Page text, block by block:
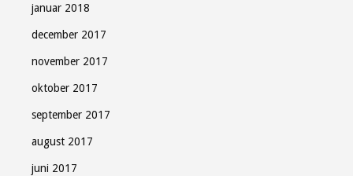
januar 2018
december 2017
november 2017
oktober 2017
september 2017
august 2017
juni 2017